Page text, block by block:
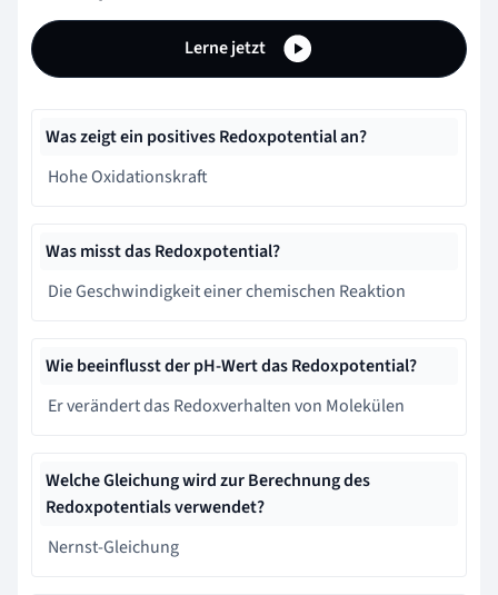
Lerne jetzt
Was zeigt ein positives Redoxpotential an?
Hohe Oxidationskraft
Was misst das Redoxpotential?
Die Geschwindigkeit einer chemischen Reaktion
Wie beeinflusst der pH-Wert das Redoxpotential?
Er verändert das Redoxverhalten von Molekülen
Welche Gleichung wird zur Berechnung des
Redoxpotentials verwendet?
Nernst-Gleichung